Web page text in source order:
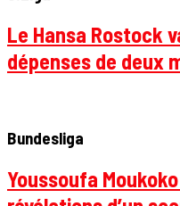
Le Hansa Rostock
dépenses de deux
Bundesliga
Youssoufa